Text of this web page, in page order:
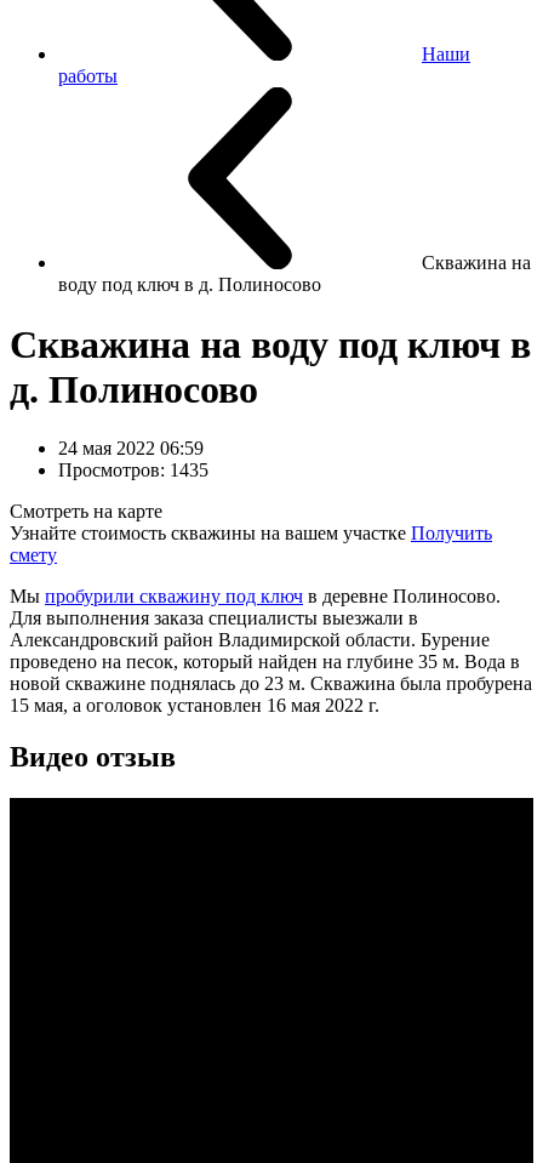
Наши
работы
Скважина на
воду под ключ в д. Полиносово
Скважина на воду под ключ в
д. Полиносово
24 мая 2022 06:59
Просмотров: 1435
Смотреть на карте
Узнайте стоимость скважины на вашем участке Получить
смету
Мы пробурили скважину под ключ в деревне Полиносово.
Для выполнения заказа специалисты выезжали в
Александровский район Владимирской области. Бурение
проведено на песок, который найден на глубине 35 м. Вода в
новой скважине поднялась до 23 м. Скважина была пробурена
15 мая, а оголовок установлен 16 мая 2022 г.
Видео отзыв